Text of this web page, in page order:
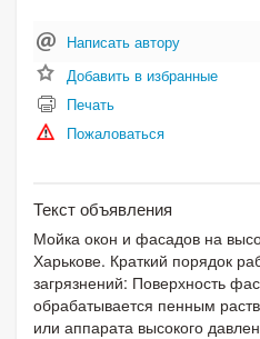
Написать автору
Добавить в избранные
Печать
Пожаловаться
Текст объявления
Мойка окон и фасадов на
Харькове. Краткий порядок
загрязнений: Поверхность
обрабатывается пенным
или аппарата высокого